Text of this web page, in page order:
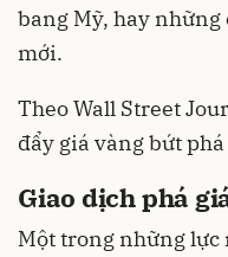
bang Mỹ, hay
mới.
Theo Wall Street
đẩy giá vàng bứt
Giao dịch phá
Một trong những